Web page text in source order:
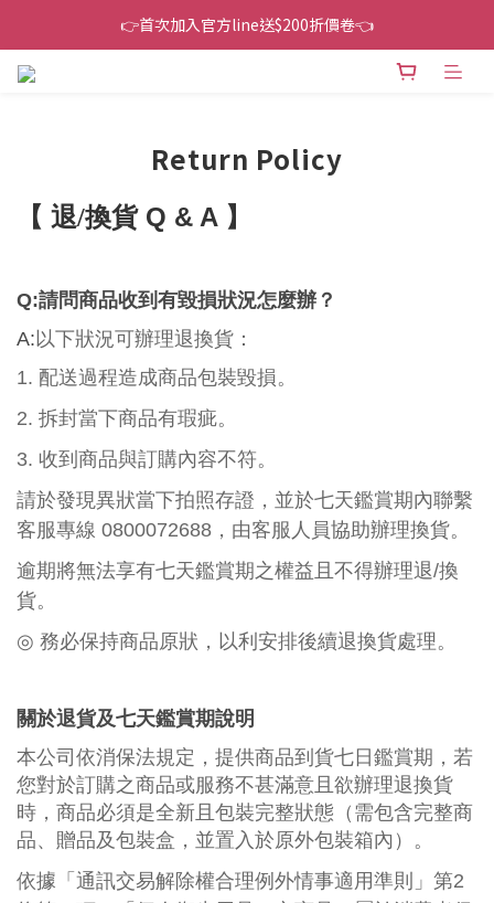
👉首次加入官方line送$200折價卷👈
👉首次加入官方line送$200折價卷👈
Return Policy
【 退/換貨 Q & A 】
Q:請問商品收到有毀損狀況怎麼辦？
A: 以下狀況可辦理退換貨：
1. 配送過程造成商品包裝毀損。
2. 拆封當下商品有瑕疵。
3. 收到商品與訂購內容不符。
請於發現異狀當下拍照存證，並於七天鑑賞期內聯繫
客服專線 0800072688 ，由客服人員協助辦理換貨。
逾期將無法享有七天鑑賞期之權益且不得辦理退/換
貨。
◎ 務必保持商品原狀，以利安排後續退換貨處理。
關於退貨及七天鑑賞期說明
本公司依消保法規定，提供商品到貨七日鑑賞期，若
您對於訂購之商品或服務不甚滿意且欲辦理退換貨
時，商品必須是全新且包裝完整狀態（需包含完整商
品、贈品及包裝盒，並置入於原外包裝箱內）。
依據「通訊交易解除權合理例外情事適用準則」第2